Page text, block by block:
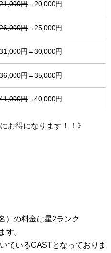
21,000円→20,000円
26,000円→25,000円
31,000円→30,000円
36,000円→35,000円
41,000円→40,000円
お得になります！！》
）の料金は星2ランク
す。
ているCASTとなっておりま